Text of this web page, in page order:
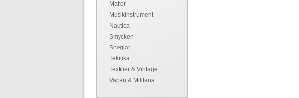
Mattor
Musikinstrument
Nautica
Smycken
Speglar
Teknika
Textilier & Vintage
Vapen & Militaria